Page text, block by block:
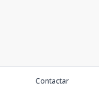
Contactar